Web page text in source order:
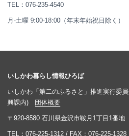
TEL： 076-235-4540
月-土曜 9:00-18:00（年末年始祝日除く）
いしかわ暮らし情報ひろば
いしかわ「第二のふるさと」推進実行委
興課内)
団体概要
〒920-8580 石川県金沢市鞍月1丁目1番地
TEL： 076-225-1312 / FAX：076-225-1328